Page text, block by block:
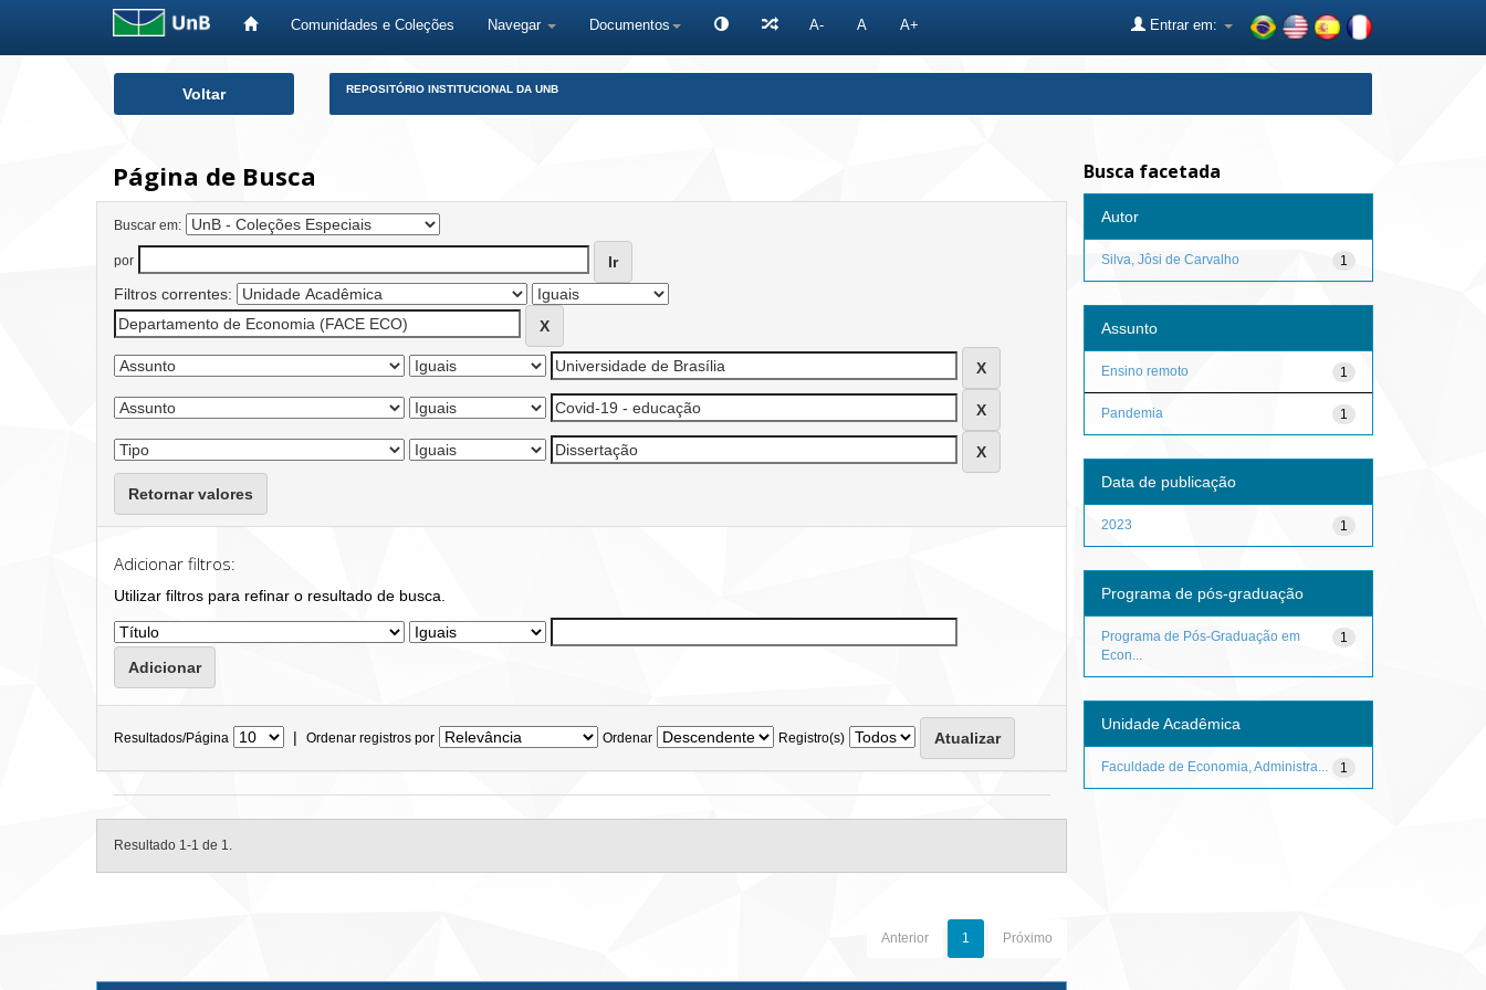
Comunidades e Coleções Navegar Documentos A- A A+ Entrar em:
Voltar REPOSITÓRIO INSTITUCIONAL DA UNB
Página de Busca
Buscar em:
por
Filtros correntes:
Retornar valores
Adicionar filtros:
Utilizar filtros para refinar o resultado de busca.
Resultados/Página | Ordenar registros por Ordenar Registro(s)
Resultado 1-1 de 1.
Anterior 1 Próximo
Busca facetada
Autor
1
Silva, Jôsi de Carvalho
Assunto
1
Ensino remoto
1
Pandemia
Data de publicação
1
2023
Programa de pós-graduação
1
Programa de Pós-Graduação em
Econ...
Unidade Acadêmica
1
Faculdade de Economia, Administra...